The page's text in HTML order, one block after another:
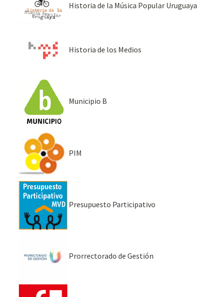
Historia de la Música Popular Uruguaya
Historia de los Medios
Municipio B
PIM
Presupuesto Participativo
Prorrectorado de Gestión